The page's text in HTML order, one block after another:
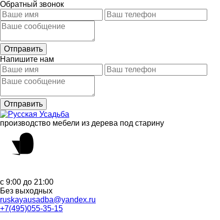
Обратный звонок
Напишите нам
производство мебели из дерева под старину
с 9:00 до 21:00
Без выходных
ruskayausadba@yandex.ru
+7(495)055-35-15